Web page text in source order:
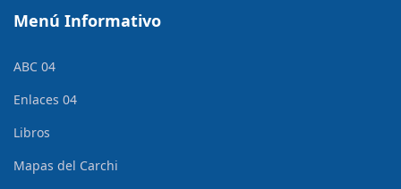
Menú Informativo
ABC 04
Enlaces 04
Libros
Mapas del Carchi